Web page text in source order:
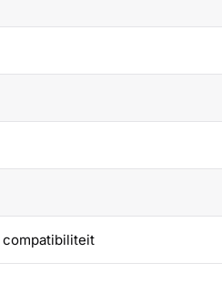
compatibiliteit